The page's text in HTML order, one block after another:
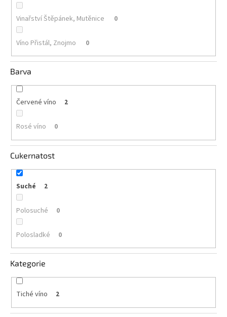
Poslední
láhve
skladem
vína
Klarety
Vína
podle
jakosti
Víno
podle
obsahu
cukru
Dárkové
balení
vína
Delikatesy
vínu
Vývrtky
BiB
větší
Vinařství Štěpánek, Mutěnice 0
Víno Přistál, Znojmo 0
Barva
Červené víno 2
Rosé víno 0
Cukernatost
Suché 2
Polosuché 0
Polosladké 0
Kategorie
Tiché víno 2